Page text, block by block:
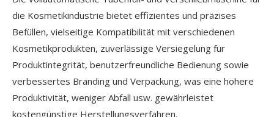
die Kosmetikindustrie bietet effizientes und präzises
Befüllen, vielseitige Kompatibilität mit verschiedenen
Kosmetikprodukten, zuverlässige Versiegelung für
Produktintegrität, benutzerfreundliche Bedienung sowie
verbessertes Branding und Verpackung, was eine höhere
Produktivität, weniger Abfall usw. gewährleistet
kostengünstige Herstellungsverfahren.